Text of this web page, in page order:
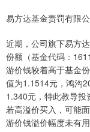
易方达基金责罚有限
近期，公司旗下易方
份额（基金代码：
游价钱较着高于基金
值为1.1514元，鸿沟
1.340元，特此教导
若高溢价买入，可能
游价钱溢价幅度未有